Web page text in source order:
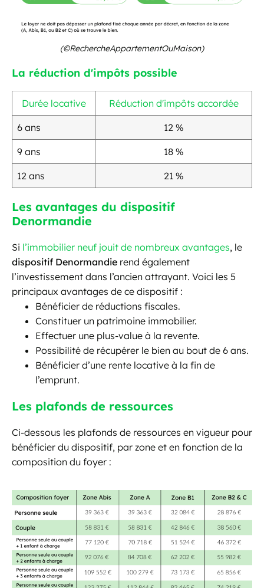
(©RechercheAppartementOuMaison)
La réduction d'impôts possible
Durée locative Réduction d'impôts accordée
6 ans 12 %
9 ans 18 %
12 ans 21 %
Les avantages du dispositif
Denormandie
Si l’immobilier neuf jouit de nombreux avantages, le
dispositif Denormandie rend également
l’investissement dans l’ancien attrayant. Voici les 5
principaux avantages de ce dispositif :
Bénéficier de réductions fiscales.
Constituer un patrimoine immobilier.
Effectuer une plus-value à la revente.
Possibilité de récupérer le bien au bout de 6 ans.
Bénéficier d’une rente locative à la fin de
l’emprunt.
Les plafonds de ressources
Ci-dessous les plafonds de ressources en vigueur pour
bénéficier du dispositif, par zone et en fonction de la
composition du foyer :